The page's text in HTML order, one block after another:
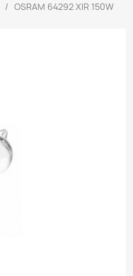
OSRAM 64292 XIR 150W